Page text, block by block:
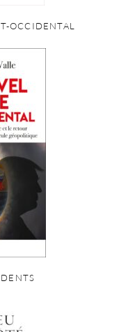
OCCIDENTAL